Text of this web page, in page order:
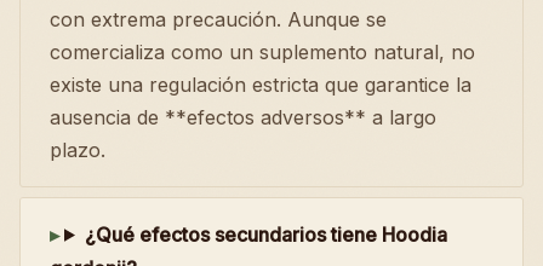
con extrema precaución. Aunque se
comercializa como un suplemento natural, no
existe una regulación estricta que garantice la
ausencia de **efectos adversos** a largo
plazo.
¿Qué efectos secundarios tiene Hoodia